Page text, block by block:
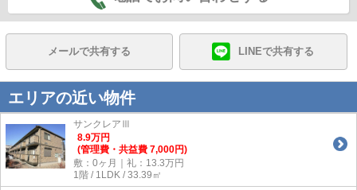
メールで共有する LINEで共有する
エリアの近い物件
サンクレアⅢ
8.9万円
(管理費・共益費 7,000円)
敷：0ヶ月｜礼：13.3万円
1階 / 1LDK / 33.39㎡